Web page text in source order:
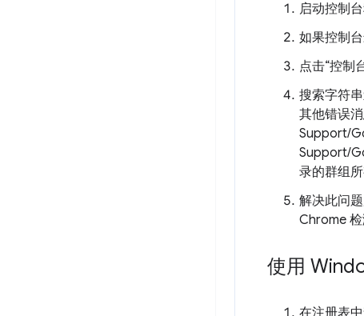
启动控制
如果控制
点击“控制
搜索字符串
其他错误
Support/
Support/
录的群组
解决此问
Chrome
使用
在注册表